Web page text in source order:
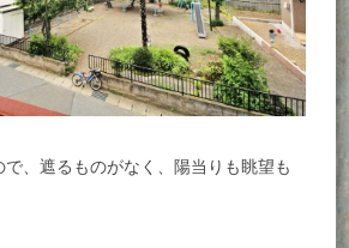
で、遮るものがなく、陽当りも眺望も